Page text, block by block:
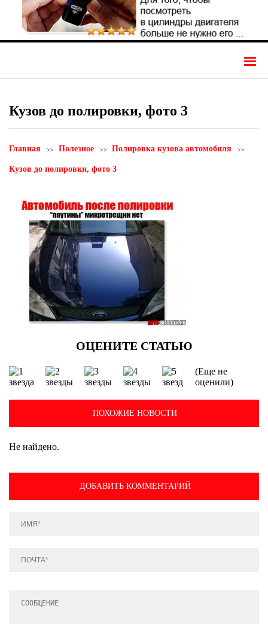
Кузов до полировки, фото 3
Главная Полезное Полировка кузова автомобиля
Кузов до полировки, фото 3
(Еще не
оценили)
ПОХОЖИЕ НОВОСТИ
Не найдено.
ДОБАВИТЬ КОММЕНТАРИЙ